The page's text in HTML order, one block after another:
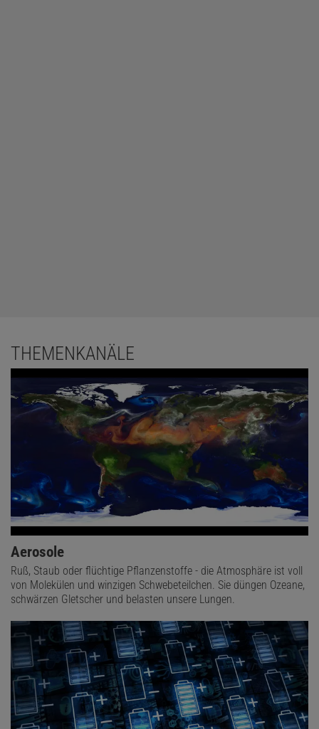
THEMENKANÄLE
Aerosole
Ruß, Staub oder flüchtige Pflanzenstoffe - die Atmosphäre ist voll
von Molekülen und winzigen Schwebeteilchen. Sie düngen Ozeane,
schwärzen Gletscher und belasten unsere Lungen.